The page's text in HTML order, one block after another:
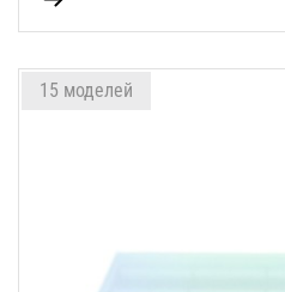
15 моделей